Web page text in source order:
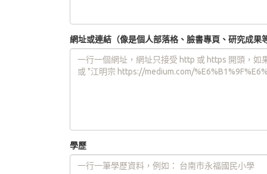
網址或連結（像是個人部落格、臉書專頁、研究成果
學歷